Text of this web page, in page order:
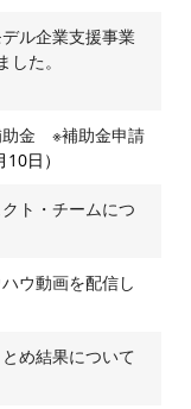
ル企業支援事業
た。
助金 ※補助金申請
10日
ト・チームにつ
ウ動画を配信し
め結果について